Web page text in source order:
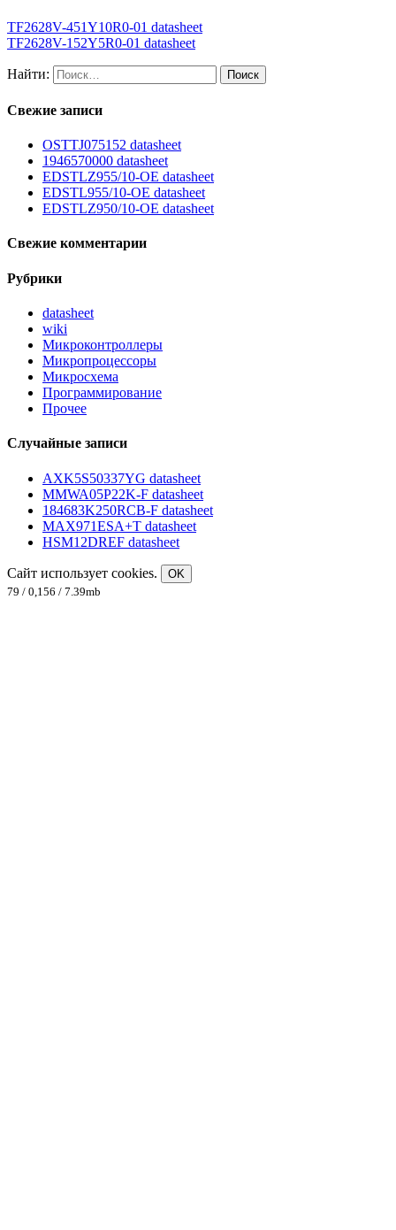
TF2628V-451Y10R0-01 datasheet
TF2628V-152Y5R0-01 datasheet
Найти:
Свежие записи
OSTTJ075152 datasheet
1946570000 datasheet
EDSTLZ955/10-OE datasheet
EDSTL955/10-OE datasheet
EDSTLZ950/10-OE datasheet
Свежие комментарии
Рубрики
datasheet
wiki
Микроконтроллеры
Микропроцессоры
Микросхема
Программирование
Прочее
Случайные записи
AXK5S50337YG datasheet
MMWA05P22K-F datasheet
184683K250RCB-F datasheet
MAX971ESA+T datasheet
HSM12DREF datasheet
Сайт использует cookies.
OK
79 / 0,156 / 7.39mb